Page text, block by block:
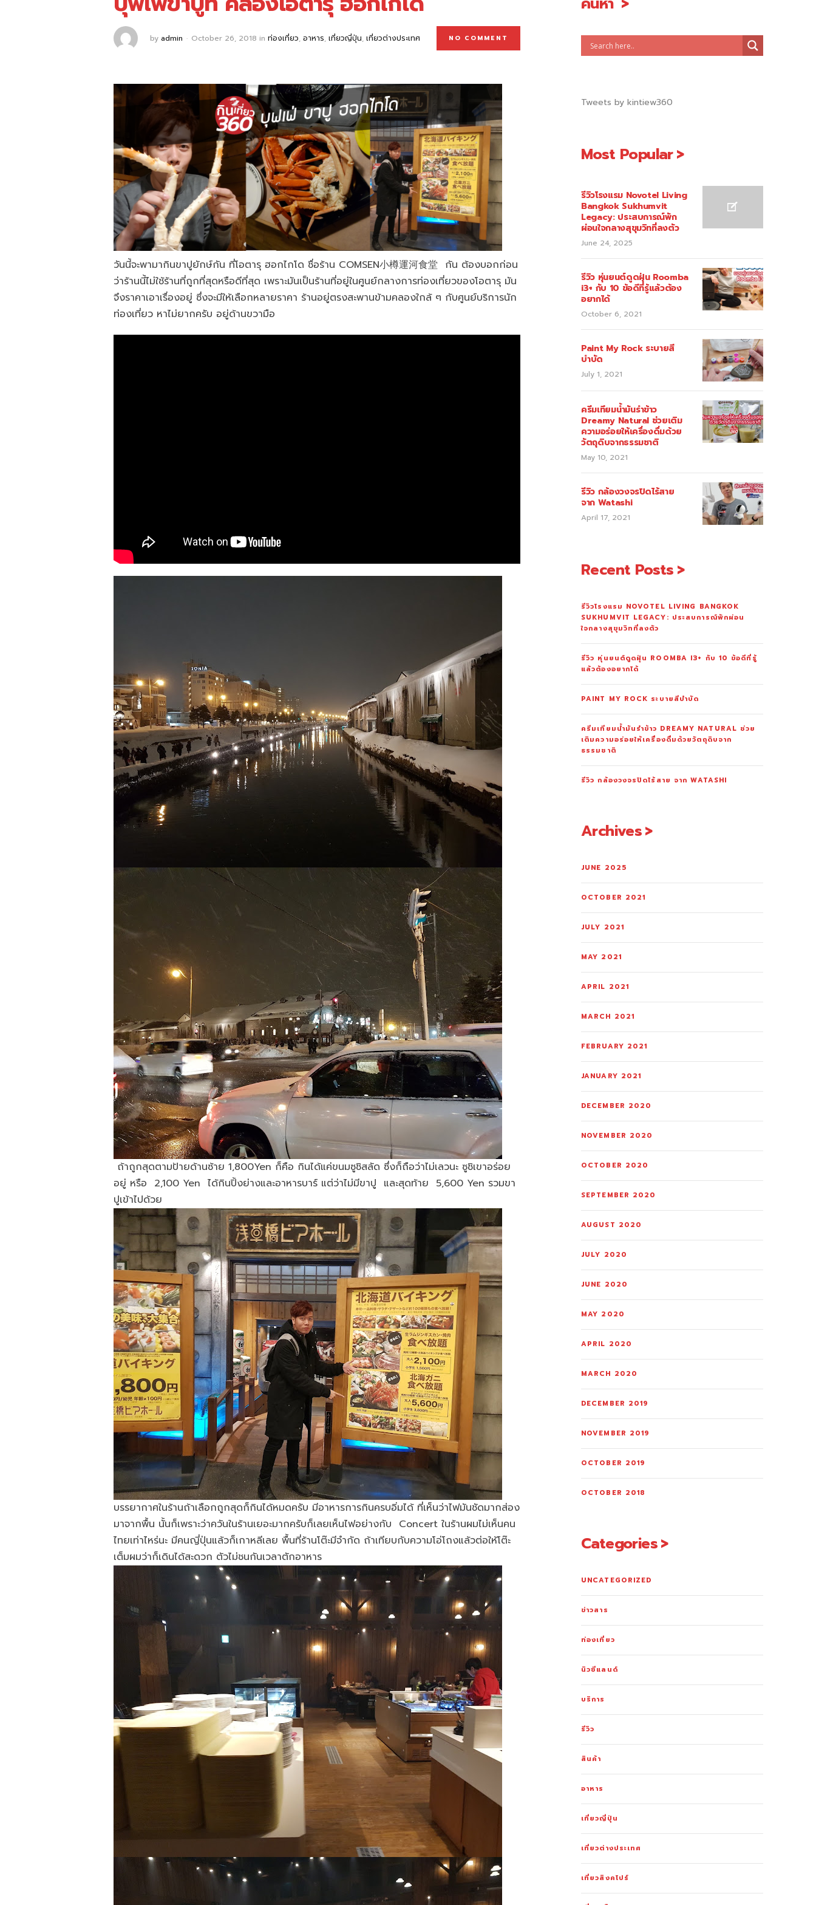
by admin October 26, 2018 in ท่องเที่ยว, อาหาร, เที่ยวญี่ปุ่น, เที่ยวต่างประเทศ NO COMMENT
วันนี้จะพามากินขาปูยักษ์กัน ที่โอตารุ ฮอกไกโด ชื่อร้าน COMSEN小樽運河食堂 กัน ต้องบอกก่อน
ว่าร้านนี้ไม่ใช้ร้านที่ถูกที่สุดหรือดีที่สุด เพราะมันเป็นร้านที่อยู่ในศูนย์กลางการท่องเที่ยวของโอตารุ มัน
จึงราคาเอาเรื่องอยู่ ซึ่งจะมีให้เลือกหลายราคา ร้านอยู่ตรงสะพานข้ามคลองใกล้ ๆ กับศูนย์บริการนัก
ท่องเที่ยว หาไม่ยากครับ อยู่ด้านขวามือ
ถ้าถูกสุดตามป้ายด้านซ้าย 1,800Yen ก็คือ กินได้แค่ขนมซูชิสลัด ซึ่งก็ถือว่าไม่เลวนะ ซูชิเขาอร่อย
อยู่ หรือ 2,100 Yen ได้กินปิ้งย่างและอาหารบาร์ แต่ว่าไม่มีขาปู และสุดท้าย 5,600 Yen รวมขา
ปูเข้าไปด้วย
บรรยากาศในร้านถ้าเลือกถูกสุดก็กินได้หมดครับ มีอาหารการกินครบอิ่มได้ ที่เห็นว่าไฟมันชัดมากส่อง
มาจากพื้น นั้นก็เพราะว่าควันในร้านเยอะมากครับก็เลยเห็นไฟอย่างกับ Concert ในร้านผมไม่เห็นคน
ไทยเท่าไหร่นะ มีคนญี่ปุ่นแล้วก็เกาหลีเลย พื้นที่ร้านโต๊ะมีจำกัด ถ้าเทียบกับความโอ่โถงแล้วต่อให้โต๊ะ
เต็มผมว่าก็เดินได้สะดวก ตัวไม่ชนกันเวลาตักอาหาร
Tweets by kintiew360
Most Popular
รีวิวโรงแรม Novotel Living
Bangkok Sukhumvit
Legacy: ประสบการณ์พัก
ผ่อนใจกลางสุขุมวิทที่ลงตัว
June 24, 2025
รีวิว หุ่นยนต์ดูดฝุ่น Roomba
i3+ กับ 10 ข้อดีที่รู้แล้วต้อง
อยากได้
October 6, 2021
Paint My Rock ระบายสี
บำบัด
July 1, 2021
ครีมเทียมน้ำมันรำข้าว
Dreamy Natural ช่วยเติม
ความอร่อยให้เครื่องดื่มด้วย
วัตถุดิบจากธรรมชาติ
May 10, 2021
รีวิว กล้องวงจรปิดไร้สาย
จาก Watashi
April 17, 2021
Recent Posts
รีวิวโรงแรม NOVOTEL LIVING BANGKOK
SUKHUMVIT LEGACY: ประสบการณ์พักผ่อน
ใจกลางสุขุมวิทที่ลงตัว
รีวิว หุ่นยนต์ดูดฝุ่น ROOMBA I3+ กับ 10 ข้อดีที่รู้
แล้วต้องอยากได้
PAINT MY ROCK ระบายสีบำบัด
ครีมเทียมน้ำมันรำข้าว DREAMY NATURAL ช่วย
เติมความอร่อยให้เครื่องดื่มด้วยวัตถุดิบจาก
ธรรมชาติ
รีวิว กล้องวงจรปิดไร้สาย จาก WATASHI
Archives
JUNE 2025
OCTOBER 2021
JULY 2021
MAY 2021
APRIL 2021
MARCH 2021
FEBRUARY 2021
JANUARY 2021
DECEMBER 2020
NOVEMBER 2020
OCTOBER 2020
SEPTEMBER 2020
AUGUST 2020
JULY 2020
JUNE 2020
MAY 2020
APRIL 2020
MARCH 2020
DECEMBER 2019
NOVEMBER 2019
OCTOBER 2019
OCTOBER 2018
Categories
UNCATEGORIZED
ข่าวสาร
ท่องเที่ยว
นิวซีแลนด์
บริการ
รีวิว
สินค้า
อาหาร
เที่ยวญี่ปุ่น
เที่ยวต่างประเทศ
เที่ยวสิงคโปร์